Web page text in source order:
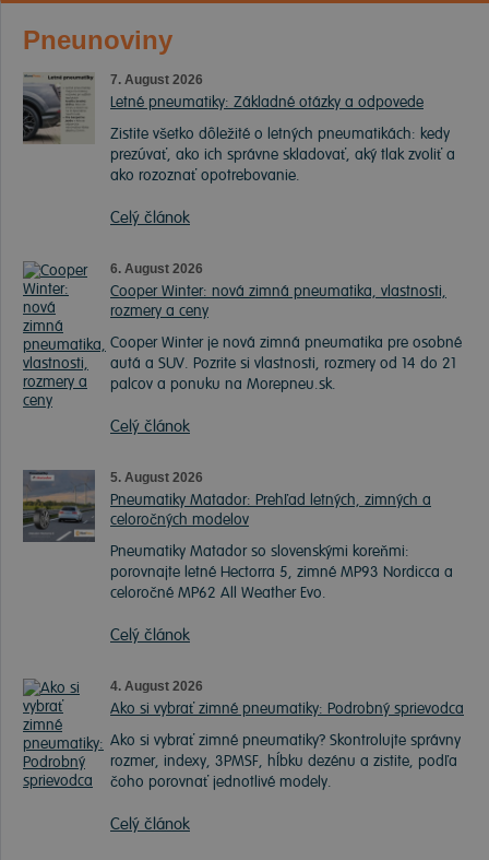
Pneunoviny
7. August 2026
Letné pneumatiky: Základné otázky a odpovede
Zistite všetko dôležité o letných pneumatikách: kedy
prezúvať, ako ich správne skladovať, aký tlak zvoliť a
ako rozoznať opotrebovanie.
Celý článok
6. August 2026
Cooper Winter: nová zimná pneumatika, vlastnosti,
rozmery a ceny
Cooper Winter je nová zimná pneumatika pre osobné
autá a SUV. Pozrite si vlastnosti, rozmery od 14 do 21
palcov a ponuku na Morepneu.sk.
Celý článok
5. August 2026
Pneumatiky Matador: Prehľad letných, zimných a
celoročných modelov
Pneumatiky Matador so slovenskými koreňmi:
porovnajte letné Hectorra 5, zimné MP93 Nordicca a
celoročné MP62 All Weather Evo.
Celý článok
4. August 2026
Ako si vybrať zimné pneumatiky: Podrobný sprievodca
Ako si vybrať zimné pneumatiky? Skontrolujte správny
rozmer, indexy, 3PMSF, hĺbku dezénu a zistite, podľa
čoho porovnať jednotlivé modely.
Celý článok